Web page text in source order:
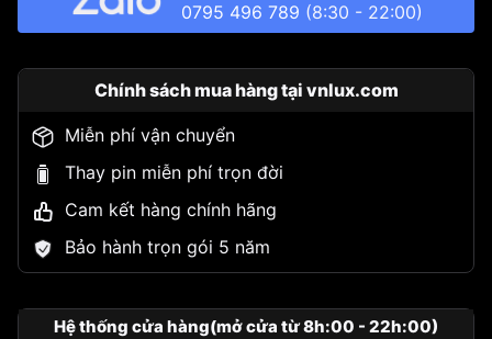
0795 496 789 (8:30 - 22:00)
Chính sách mua hàng tại vnlux.com
Miễn phí vận chuyển
Thay pin miễn phí trọn đời
Cam kết hàng chính hãng
Bảo hành trọn gói 5 năm
Hệ thống cửa hàng(mở cửa từ 8h:00 - 22h:00)